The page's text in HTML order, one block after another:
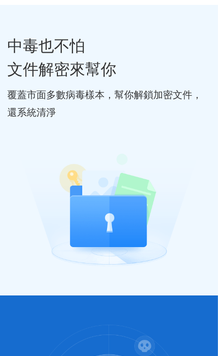
中毒也不怕
文件解密來幫你
覆蓋市面多數病毒樣本，幫你解鎖加密文件，
還系統清淨